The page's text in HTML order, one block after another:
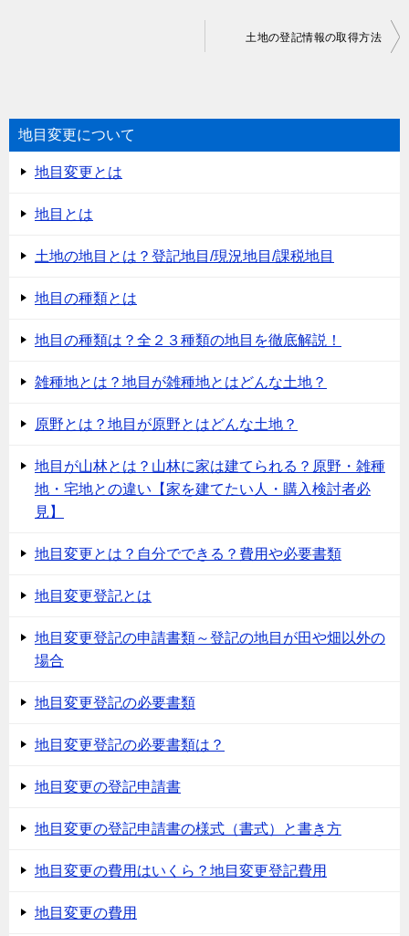
ビ
ゲ
ー
シ
土地の登記情報の取得方法
地目変更について
地目変更とは
地目とは
土地の地目とは？登記地目/現況地目/課税地目
地目の種類とは
地目の種類は？全２３種類の地目を徹底解説！
雑種地とは？地目が雑種地とはどんな土地？
原野とは？地目が原野とはどんな土地？
地目が山林とは？山林に家は建てられる？原野・雑種
地・宅地との違い【家を建てたい人・購入検討者必
見】
地目変更とは？自分でできる？費用や必要書類
地目変更登記とは
地目変更登記の申請書類～登記の地目が田や畑以外の
場合
地目変更登記の必要書類
地目変更登記の必要書類は？
地目変更の登記申請書
地目変更の登記申請書の様式（書式）と書き方
地目変更の費用はいくら？地目変更登記費用
地目変更の費用